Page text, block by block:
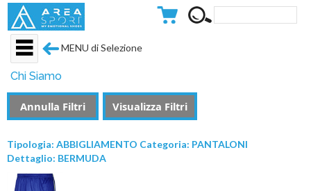
MENU di Selezione
Chi Siamo
Annulla Filtri Visualizza Filtri
Tipologia: ABBIGLIAMENTO Categoria: PANTALONI
Dettaglio: BERMUDA